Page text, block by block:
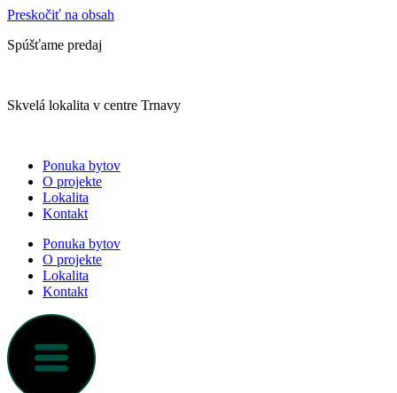
Preskočiť na obsah
Spúšťame predaj
Skvelá lokalita v centre Trnavy
Ponuka bytov
O projekte
Lokalita
Kontakt
Ponuka bytov
O projekte
Lokalita
Kontakt